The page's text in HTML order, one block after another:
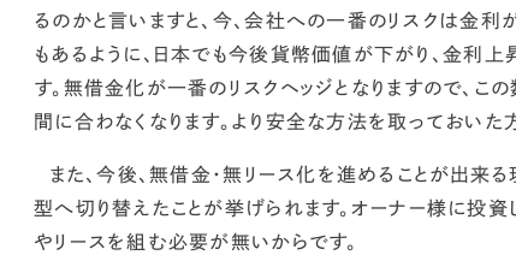
るのかと言いますと、 今、会社への一番のリスクは金利
もあるように、日本でも今後貨幣価値が下がり、金利
す。 無借金化が一番のリスクヘッジとなりますので、こ
間に合わなくなります。 より安全な方法を取っておいた
また、今後、無借金・無リース化を進めることが出来
型へ切り替えたことが挙げられます。 オーナー様に投資
やリースを組む必要が無いからです。